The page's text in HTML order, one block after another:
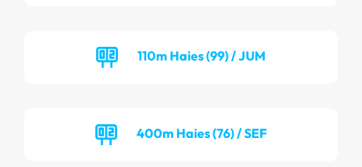
110m Haies (99) / JUM
400m Haies (76) / SEF